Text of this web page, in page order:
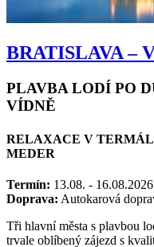
BRATISLAVA –
PLAVBA LODÍ PO
RELAXACE V
Termín:13.08. -
Tři hlavní města s plavbou